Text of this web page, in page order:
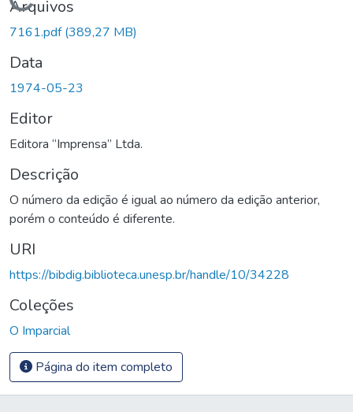
Arquivos
7161.pdf(389,27 MB)
Data
1974-05-23
Editor
Editora “Imprensa” Ltda.
Descrição
O número da edição é igual ao número da edição anterior,
porém o conteúdo é diferente.
URI
https://bibdig.biblioteca.unesp.br/handle/10/34228
Coleções
O Imparcial
Página do item completo